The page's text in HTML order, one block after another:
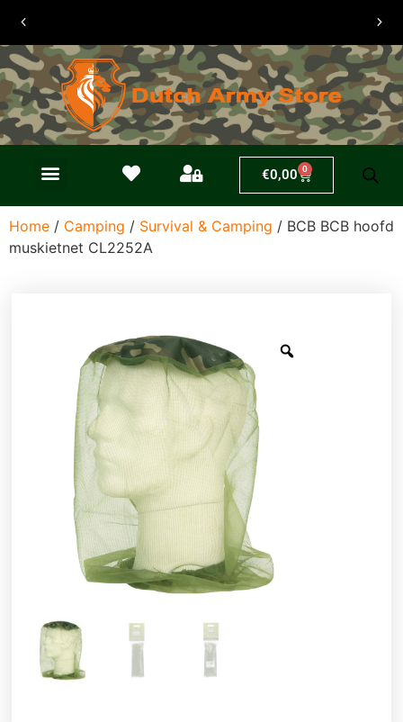
30 dagen
retouren
€0,00 0
Home / Camping / Survival & Camping / BCB BCB hoofd
muskietnet CL2252A